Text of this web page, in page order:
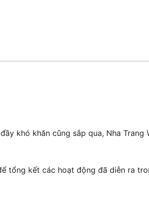
khó khăn cũng sắp qua, Nha
tổng kết các hoạt động đã diễn ra